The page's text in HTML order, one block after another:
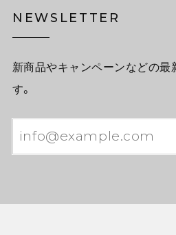
NEWSLETTER
新商品やキャンペーンなどの最
す。